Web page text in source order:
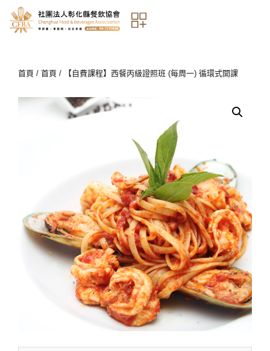
首頁 / 首頁 / 【自費課程】西餐丙級證照班 (每周一) 循環式開課